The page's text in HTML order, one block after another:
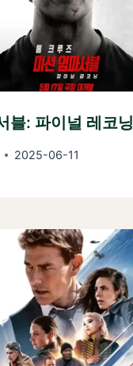
블: 파이널 레코닝
2025-06-11